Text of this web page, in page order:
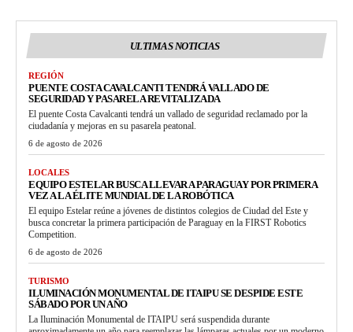
ULTIMAS NOTICIAS
REGIÓN
PUENTE COSTA CAVALCANTI TENDRÁ VALLADO DE
SEGURIDAD Y PASARELA REVITALIZADA
El puente Costa Cavalcanti tendrá un vallado de seguridad reclamado por la
ciudadanía y mejoras en su pasarela peatonal.
6 de agosto de 2026
LOCALES
EQUIPO ESTELAR BUSCA LLEVAR A PARAGUAY POR PRIMERA
VEZ A LA ÉLITE MUNDIAL DE LA ROBÓTICA
El equipo Estelar reúne a jóvenes de distintos colegios de Ciudad del Este y
busca concretar la primera participación de Paraguay en la FIRST Robotics
Competition.
6 de agosto de 2026
TURISMO
ILUMINACIÓN MONUMENTAL DE ITAIPU SE DESPIDE ESTE
SÁBADO POR UN AÑO
La Iluminación Monumental de ITAIPU será suspendida durante